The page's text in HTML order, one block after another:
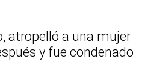
atropelló a una mujer
y fue condenado